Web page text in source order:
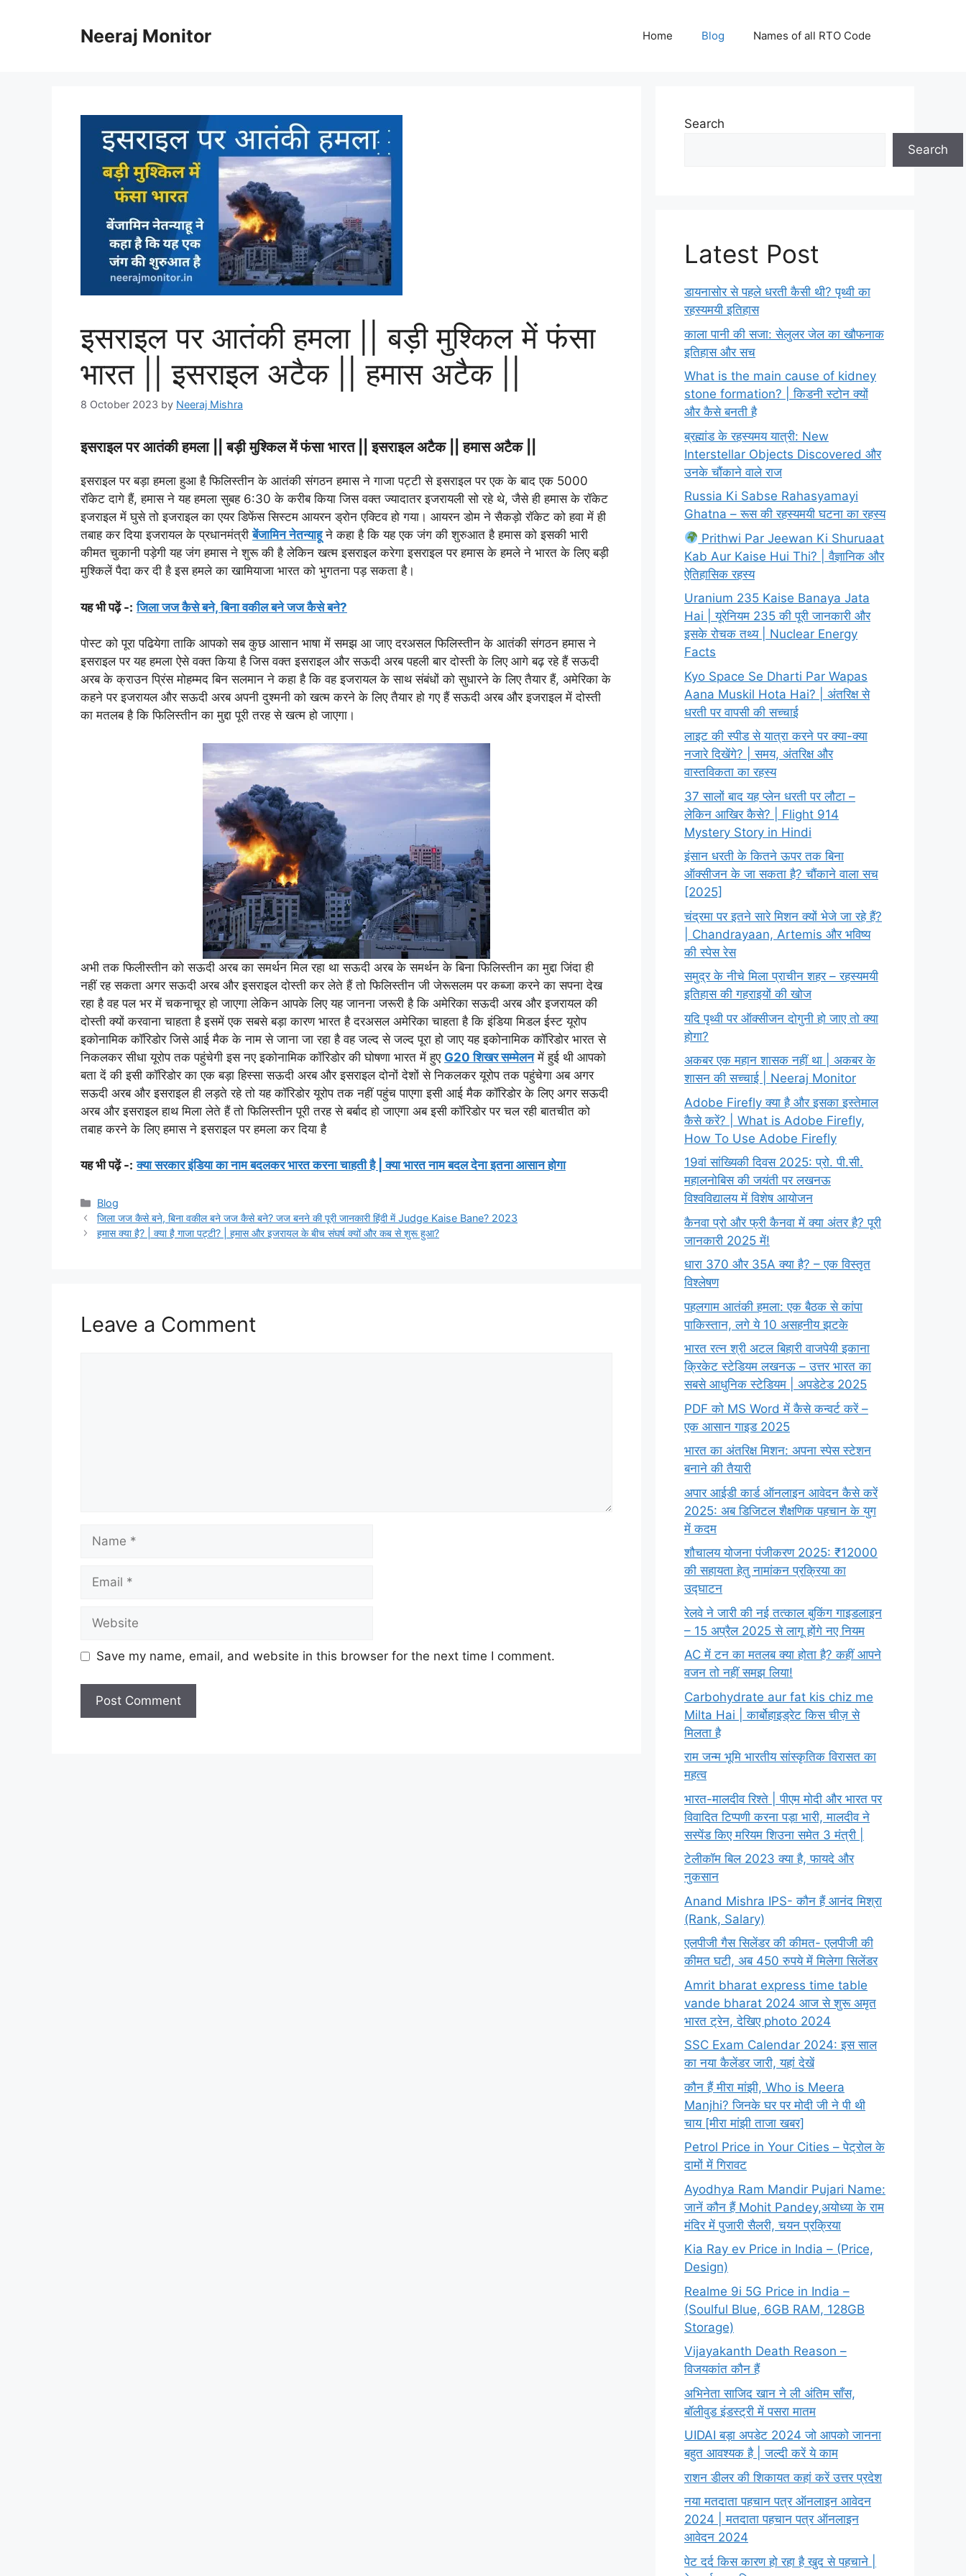
Neeraj Monitor Home Blog Names of all RTO Code
इसराइल पर आतंकी हमला || बड़ी मुश्किल में फंसा
भारत || इसराइल अटैक || हमास अटैक ||
8 October 2023 by Neeraj Mishra
इसराइल पर आतंकी हमला || बड़ी मुश्किल में फंसा भारत || इसराइल अटैक || हमास अटैक ||
इसराइल पर बड़ा हमला हुआ है फिलिस्तीन के आतंकी संगठन हमास ने गाजा पट्टी से इसराइल पर एक के बाद एक 5000
रॉकेट दागे हैं, हमास ने यह हमला सुबह 6:30 के करीब किया जिस वक्त ज्यादातर इजरायली सो रहे थे, जैसे ही हमास के रॉकेट
इजराइल में घुसे तो इजराइल का एयर डिफेंस सिस्टम आयरन ड्रोन एक्टिव हो गया। आयरन डोम ने सैकड़ो रॉकेट को हवा में ही
तबाह कर दिया इजरायल के प्रधानमंत्रीबेंजामिन नेतन्याहूने कहा है कि यह एक जंग की शुरुआत है हमास को इसकी भारी
कीमत चुकानी पड़ेगी यह जंग हमास ने शुरू की है लेकिन खत्म इसराइल करेगा इसराइल पर हमास के हमले ने भारत के लिए बड़ी
मुश्किलें पैदा कर दी है इस हमले का खामियाजा भारत को भुगतना पड़ सकता है।
यह भी पढ़ें -: जिला जज कैसे बने, बिना वकील बने जज कैसे बने?
पोस्ट को पूरा पढियेगा ताकि आपको सब कुछ आसान भाषा में समझ आ जाए दरअसल फिलिस्तीन के आतंकी संगठन हमास ने
इसराइल पर यह हमला ऐसे वक्त किया है जिस वक्त इसराइल और सऊदी अरब पहली बार दोस्ती के लिए आगे बढ़ रहे हैं सऊदी
अरब के क्राउन प्रिंस मोहम्मद बिन सलमान ने कहा है कि वह इजरायल के साथ संबंधों को सुधारने के लिए तैयार हैं, अमेरिका के
कहने पर इजरायल और सऊदी अरब अपनी दुश्मनी को खत्म करने के लिए तैयार हो गए हैं सऊदी अरब और इजराइल में दोस्ती
का मतलब है कि फिलिस्तीन का मुद्दा पूरी तरह से खत्म हो जाएगा।
अभी तक फिलीस्तीन को सऊदी अरब का समर्थन मिल रहा था सऊदी अरब के समर्थन के बिना फिलिस्तीन का मुद्दा जिंदा ही
नहीं रह सकता अगर सऊदी अरब और इसराइल दोस्ती कर लेते हैं तो फिलिस्तीन जी जेरूसलम पर कब्जा करने का सपना देख
रहा है वह पल भर में चकनाचूर हो जाएगा लेकिन आपके लिए यह जानना जरूरी है कि अमेरिका सऊदी अरब और इजरायल की
दोस्ती क्यों करवाना चाहता है इसमें एक सबसे बड़ा कारण भारत है दरअसल अमेरिका चाहता है कि इंडिया मिडल ईस्ट यूरोप
इकोनामिक कॉरिडोर जिसे आई मैक के नाम से जाना जा रहा है वह जल्द से जल्द पूरा हो जाए यह इकोनामिक कॉरिडोर भारत से
निकलकर सीधा यूरोप तक पहुंचेगी इस नए इकोनामिक कॉरिडोर की घोषणा भारत में हुए G20 शिखर सम्मेलनमें हुई थी आपको
बता दें की इसी कॉरिडोर का एक बड़ा हिस्सा सऊदी अरब और इसराइल दोनों देशों से निकलकर यूरोप तक पहुंचेगा अब अगर
सऊदी अरब और इसराइल ही लड़ते रहे तो यह कॉरिडोर यूरोप तक नहीं पहुंच पाएगा इसी आई मैक कॉरिडोर के लिए अगर सऊदी
अरब और इसराइल हाथ मिला लेते हैं तो फिलिस्तीन पूरी तरह से बर्बाद हो जाएगा अब इसी कॉरिडोर पर चल रही बातचीत को
तबाह करने के लिए हमास ने इसराइल पर हमला कर दिया है
यह भी पढ़ें -: क्या सरकार इंडिया का नाम बदलकर भारत करना चाहती है | क्या भारत नाम बदल देना इतना आसान होगा
Categories
Blog
जिला जज कैसे बने, बिना वकील बने जज कैसे बने? जज बनने की पूरी जानकारी हिंदी में Judge Kaise Bane? 2023
हमास क्या है? | क्या है गाजा पट्टी? | हमास और इजरायल के बीच संघर्ष क्यों और कब से शुरू हुआ?
Leave a Comment
Name
Email
Website
Save my name, email, and website in this browser for the next time I comment.
Search
Search
Latest Post
डायनासोर से पहले धरती कैसी थी? पृथ्वी का
रहस्यमयी इतिहास
काला पानी की सजा: सेलुलर जेल का खौफनाक
इतिहास और सच
What is the main cause of kidney
stone formation? | किडनी स्टोन क्यों
और कैसे बनती है
ब्रह्मांड के रहस्यमय यात्री: New
Interstellar Objects Discovered और
उनके चौंकाने वाले राज
Russia Ki Sabse Rahasyamayi
Ghatna – रूस की रहस्यमयी घटना का रहस्य
Prithwi Par Jeewan Ki Shuruaat
Kab Aur Kaise Hui Thi? | वैज्ञानिक और
ऐतिहासिक रहस्य
Uranium 235 Kaise Banaya Jata
Hai | यूरेनियम 235 की पूरी जानकारी और
इसके रोचक तथ्य | Nuclear Energy
Facts
Kyo Space Se Dharti Par Wapas
Aana Muskil Hota Hai? | अंतरिक्ष से
धरती पर वापसी की सच्चाई
लाइट की स्पीड से यात्रा करने पर क्या-क्या
नजारे दिखेंगे? | समय, अंतरिक्ष और
वास्तविकता का रहस्य
37 सालों बाद यह प्लेन धरती पर लौटा –
लेकिन आखिर कैसे? | Flight 914
Mystery Story in Hindi
इंसान धरती के कितने ऊपर तक बिना
ऑक्सीजन के जा सकता है? चौंकाने वाला सच
[2025]
चंद्रमा पर इतने सारे मिशन क्यों भेजे जा रहे हैं?
| Chandrayaan, Artemis और भविष्य
की स्पेस रेस
समुद्र के नीचे मिला प्राचीन शहर – रहस्यमयी
इतिहास की गहराइयों की खोज
यदि पृथ्वी पर ऑक्सीजन दोगुनी हो जाए तो क्या
होगा?
अकबर एक महान शासक नहीं था | अकबर के
शासन की सच्चाई | Neeraj Monitor
Adobe Firefly क्या है और इसका इस्तेमाल
कैसे करें? | What is Adobe Firefly,
How To Use Adobe Firefly
19वां सांख्यिकी दिवस 2025: प्रो. पी.सी.
महालनोबिस की जयंती पर लखनऊ
विश्वविद्यालय में विशेष आयोजन
कैनवा प्रो और फ्री कैनवा में क्या अंतर है? पूरी
जानकारी 2025 में!
धारा 370 और 35A क्या है? – एक विस्तृत
विश्लेषण
पहलगाम आतंकी हमला: एक बैठक से कांपा
पाकिस्तान, लगे ये 10 असहनीय झटके
भारत रत्न श्री अटल बिहारी वाजपेयी इकाना
क्रिकेट स्टेडियम लखनऊ – उत्तर भारत का
सबसे आधुनिक स्टेडियम | अपडेटेड 2025
PDF को MS Word में कैसे कन्वर्ट करें –
एक आसान गाइड 2025
भारत का अंतरिक्ष मिशन: अपना स्पेस स्टेशन
बनाने की तैयारी
अपार आईडी कार्ड ऑनलाइन आवेदन कैसे करें
2025: अब डिजिटल शैक्षणिक पहचान के युग
में कदम
शौचालय योजना पंजीकरण 2025: ₹12000
की सहायता हेतु नामांकन प्रक्रिया का
उद्घाटन
रेलवे ने जारी की नई तत्काल बुकिंग गाइडलाइन
– 15 अप्रैल 2025 से लागू होंगे नए नियम
AC में टन का मतलब क्या होता है? कहीं आपने
वजन तो नहीं समझ लिया!
Carbohydrate aur fat kis chiz me
Milta Hai | कार्बोहाइड्रेट किस चीज़ से
मिलता है
राम जन्म भूमि भारतीय सांस्कृतिक विरासत का
महत्व
भारत-मालदीव रिश्ते | पीएम मोदी और भारत पर
विवादित टिप्पणी करना पड़ा भारी, मालदीव ने
सस्पेंड किए मरियम शिउना समेत 3 मंत्री |
टेलीकॉम बिल 2023 क्या है, फायदे और
नुकसान
Anand Mishra IPS- कौन हैं आनंद मिश्रा
(Rank, Salary)
एलपीजी गैस सिलेंडर की कीमत- एलपीजी की
कीमत घटी, अब 450 रुपये में मिलेगा सिलेंडर
Amrit bharat express time table
vande bharat 2024 आज से शुरू अमृत
भारत ट्रेन, देखिए photo 2024
SSC Exam Calendar 2024: इस साल
का नया कैलेंडर जारी, यहां देखें
कौन हैं मीरा मांझी, Who is Meera
Manjhi? जिनके घर पर मोदी जी ने पी थी
चाय [मीरा मांझी ताजा खबर]
Petrol Price in Your Cities – पेट्रोल के
दामों में गिरावट
Ayodhya Ram Mandir Pujari Name:
जानें कौन हैं Mohit Pandey,अयोध्या के राम
मंदिर में पुजारी सैलरी, चयन प्रक्रिया
Kia Ray ev Price in India – (Price,
Design)
Realme 9i 5G Price in India –
(Soulful Blue, 6GB RAM, 128GB
Storage)
Vijayakanth Death Reason –
विजयकांत कौन हैं
अभिनेता साजिद खान ने ली अंतिम साँस,
बॉलीवुड इंडस्ट्री में पसरा मातम
UIDAI बड़ा अपडेट 2024 जो आपको जानना
बहुत आवश्यक है | जल्दी करें ये काम
राशन डीलर की शिकायत कहां करें उत्तर प्रदेश
नया मतदाता पहचान पत्र ऑनलाइन आवेदन
2024 | मतदाता पहचान पत्र ऑनलाइन
आवेदन 2024
पेट दर्द किस कारण हो रहा है खुद से पहचाने |